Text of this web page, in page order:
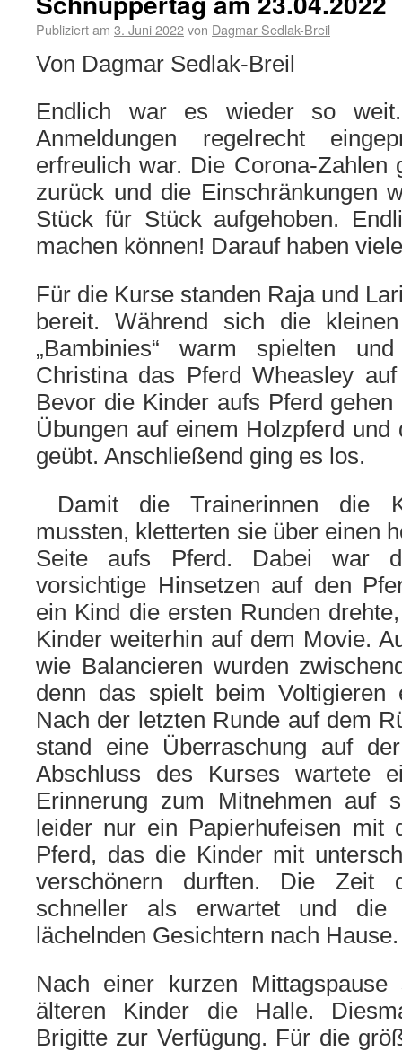
Publiziert am 3. Juni 2022von Dagmar Sedlak-Breil
Von Dagmar Sedlak-Breil
Endlich war es wieder so
Anmeldungen regelrecht
erfreulich war. Die Corona-Zahlen
zurück und die Einschränkungen
Stück für Stück aufgehoben.
machen können! Darauf haben
Für die Kurse standen Raja und
bereit. Während sich die
„Bambinies“ warm spielten
Christina das Pferd Wheasley
Bevor die Kinder aufs Pferd
Übungen auf einem Holzpferd
geübt. Anschließend ging es los.
Damit die Trainerinnen die
mussten, kletterten sie über einen
Seite aufs Pferd. Dabei war
vorsichtige Hinsetzen auf den
ein Kind die ersten Runden
Kinder weiterhin auf dem Movie.
wie Balancieren wurden
denn das spielt beim Voltigieren
Nach der letzten Runde auf dem
stand eine Überraschung auf
Abschluss des Kurses wartete
Erinnerung zum Mitnehmen auf
leider nur ein Papierhufeisen mit
Pferd, das die Kinder mit
verschönern durften. Die Zeit
schneller als erwartet und die
lächelnden Gesichtern nach Hause.
Nach einer kurzen
älteren Kinder die Halle.
Brigitte zur Verfügung. Für die